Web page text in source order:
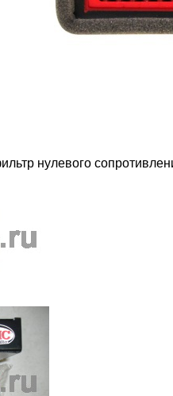
нулевого